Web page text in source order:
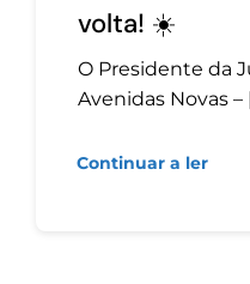
volta! ☀️
O Presidente da
Avenidas Novas –
Continuar a ler